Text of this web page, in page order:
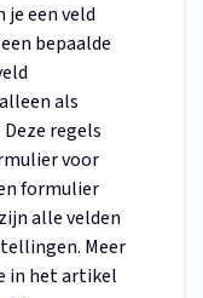
een veld
bepaalde
als
regels
voor
formulier
alle velden
Meer
in het artikel